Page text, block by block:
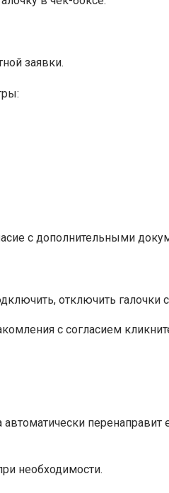
заявки.
с дополнительными
отключить галочки
с согласием
автоматически перенаправит
необходимости.